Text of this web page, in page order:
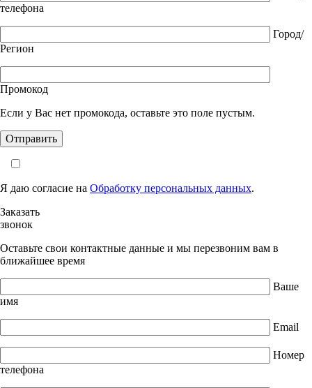
телефона
Город/
Регион
Промокод
Если у Вас нет промокода, оставьте это поле пустым.
Я даю согласие на Обработку персональных данных.
Заказать
звонок
Оставьте свои контактные данные и мы перезвоним вам в
ближайшее время
Ваше
имя
Email
Номер
телефона